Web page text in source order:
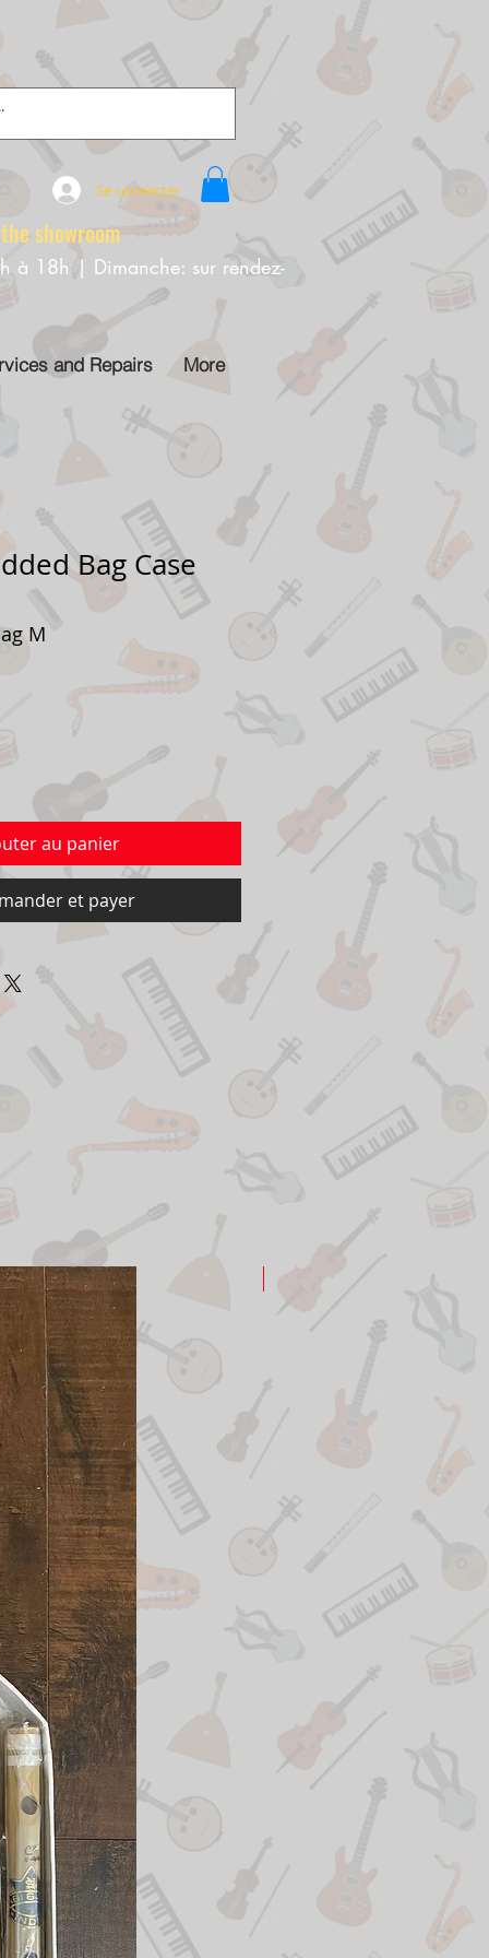
Se connecter
à 18h | Dimanche: sur rendez-
and Repairs More
Bag Case
M
au panier
et payer